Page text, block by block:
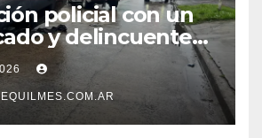
policial con un
y delincuentes
en San Francisco